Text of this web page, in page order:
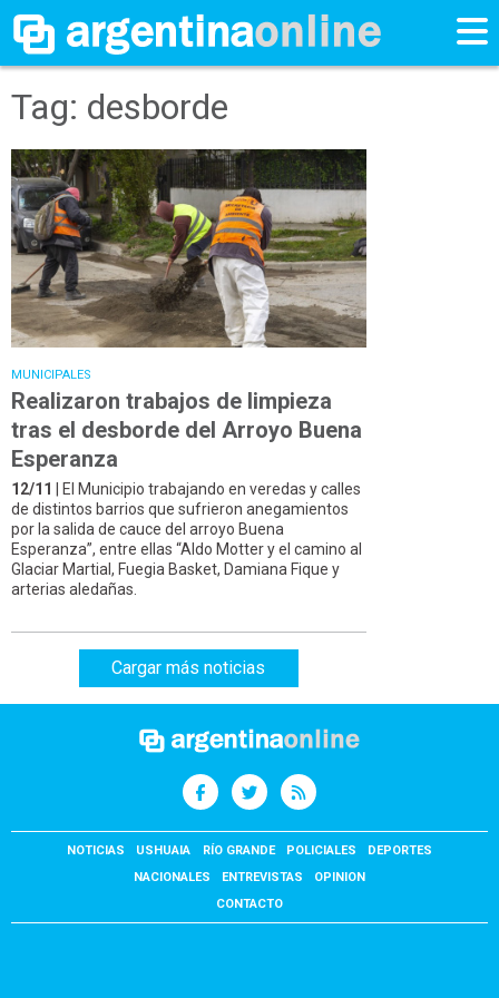
Tag: desborde
MUNICIPALES
Realizaron trabajos de limpieza
tras el desborde del Arroyo Buena
Esperanza
12/11
| El Municipio trabajando en veredas y calles
de distintos barrios que sufrieron anegamientos
por la salida de cauce del arroyo Buena
Esperanza”, entre ellas “Aldo Motter y el camino al
Glaciar Martial, Fuegia Basket, Damiana Fique y
arterias aledañas.
Cargar más noticias
NOTICIAS USHUAIA RÍO GRANDE POLICIALES
DEPORTES
NACIONALES
ENTREVISTAS
OPINION
CONTACTO